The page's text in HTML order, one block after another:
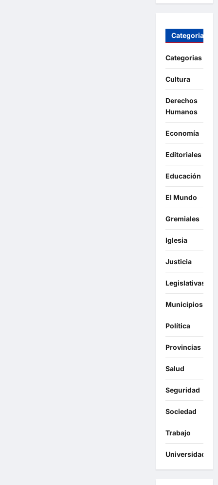
Categorias
Categorias
Cultura
Derechos
Humanos
Economía
Editoriales
Educación
El Mundo
Gremiales
Iglesia
Justicia
Legislativas
Municipios
Política
Provincias
Salud
Seguridad
Sociedad
Trabajo
Universidades